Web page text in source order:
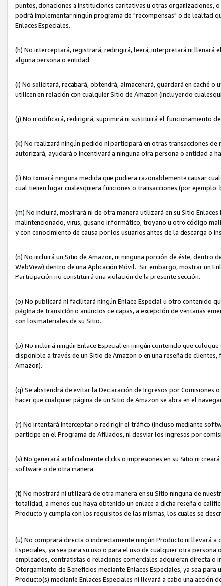
puntos, donaciones a instituciones caritativas u otras organizaciones,
podrá implementar ningún programa de "recompensas" o de lealtad
Enlaces Especiales.
(h) No interceptará, registrará, redirigirá, leerá, interpretará ni
alguna persona o entidad.
(i) No solicitará, recabará, obtendrá, almacenará, guardará en caché
utilicen en relación con cualquier Sitio de Amazon (incluyendo
(j) No modificará, redirigirá, suprimirá ni sustituirá el funcionamiento
(k) No realizará ningún pedido ni participará en otras transacciones
autorizará, ayudará o incentivará a ninguna otra persona o entidad a
(l) No tomará ninguna medida que pudiera razonablemente causar
cual tienen lugar cualesquiera funciones o transacciones (por
(m) No incluirá, mostrará ni de otra manera utilizará en su Sitio
malintencionado, virus, gusano informático, troyano u otro código
y con conocimiento de causa por los usuarios antes de la descarga
(n) No incluirá un Sitio de Amazon, ni ninguna porción de éste,
WebView) dentro de una Aplicación Móvil. Sin embargo, mostrar un
Participación no constituirá una violación de la presente sección.
(o) No publicará ni facilitará ningún Enlace Especial u otro contenido
página de transición o anuncios de capas, a excepción de ventanas
con los materiales de su Sitio.
(p) No incluirá ningún Enlace Especial en ningún contenido que
disponible a través de un Sitio de Amazon o en una reseña de
Amazon).
(q) Se abstendrá de evitar la Declaración de Ingresos por
hacer que cualquier página de un Sitio de Amazon se abra en el
(r) No intentará interceptar o redirigir el tráfico (incluso mediante
participe en el Programa de Afiliados, ni desviar los ingresos por
(s) No generará artificialmente clicks o impresiones en su Sitio ni
software o de otra manera.
(t) No mostrará ni utilizará de otra manera en su Sitio ninguna de
totalidad, a menos que haya obtenido un enlace a dicha reseña o
Producto y cumpla con los requisitos de las mismas, los cuales se
(u) No comprará directa o indirectamente ningún Producto ni llevará a
Especiales, ya sea para su uso o para el uso de cualquier otra
empleados, contratistas o relaciones comerciales adquieran directa o
Otorgamiento de Beneficios mediante Enlaces Especiales, ya sea
Producto(s) mediante Enlaces Especiales ni llevará a cabo una